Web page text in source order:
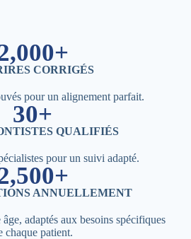
CORRIGÉS
pour un alignement parfait.
30+
QUALIFIÉS
pour un suivi adapté.
ANNUELLEMENT
adaptés aux besoins spécifiques
chaque patient.